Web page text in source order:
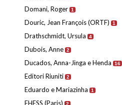
Domani, Roger 1
Douric, Jean François (ORTF) 1
Drathschmidt, Ursula 4
Dubois, Anne 2
Ducados, Anna-Jinga e Henda 16
Editori Riuniti 2
Eduardo e Mariazinha 1
EHESS (Paris) 2